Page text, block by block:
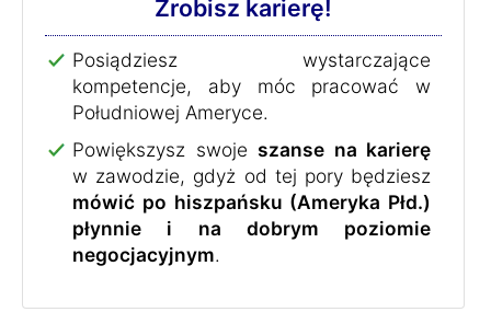
Zrobisz karierę!
Posiądziesz wystarczające
kompetencje, aby móc pracować w
Południowej Ameryce.
Powiększysz swoje szanse na karierę
w zawodzie, gdyż od tej pory będziesz
mówić po hiszpańsku (Ameryka Płd.)
płynnie i na dobrym poziomie
negocjacyjnym.